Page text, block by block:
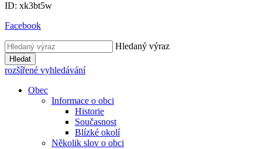
ID: xk3bt5w
Facebook
Hledaný výraz
Hledat
rozšířené vyhledávání
Obec
Informace o obci
Historie
Současnost
Blízké okolí
Několik slov o obci